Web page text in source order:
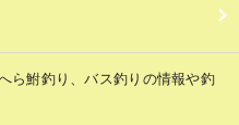
ら鮒釣り、バス釣りの情報や釣